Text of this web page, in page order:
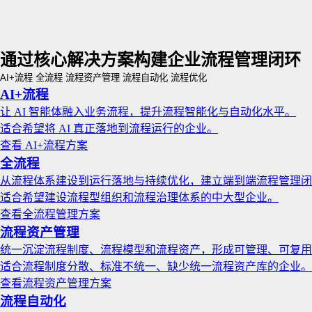
通过核心解决方案构建企业流程管理闭环
AI+流程 全流程 流程资产管理 流程自动化 流程优化
AI+流程
让 AI 智能体融入业务流程，提升流程智能化与自动化水平。
适合希望将 AI 真正落地到流程运行的企业。
查看 AI+流程方案
全流程
从流程体系建设到运行落地与持续优化，建立端到端流程管理闭
适合希望建设流程型组织和流程治理体系的中大型企业。
查看全流程管理方案
流程资产管理
统一沉淀流程制度、流程模型和流程资产，形成可管理、可复用
适合流程制度分散、标准不统一、缺少统一流程资产库的企业。
查看流程资产管理方案
流程自动化